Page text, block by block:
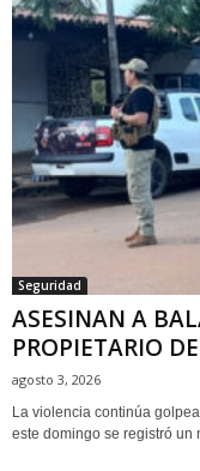
Seguridad
ASESINAN A
PROPIETARIO
agosto 3, 2026
La violencia continúa
este domingo se registró un